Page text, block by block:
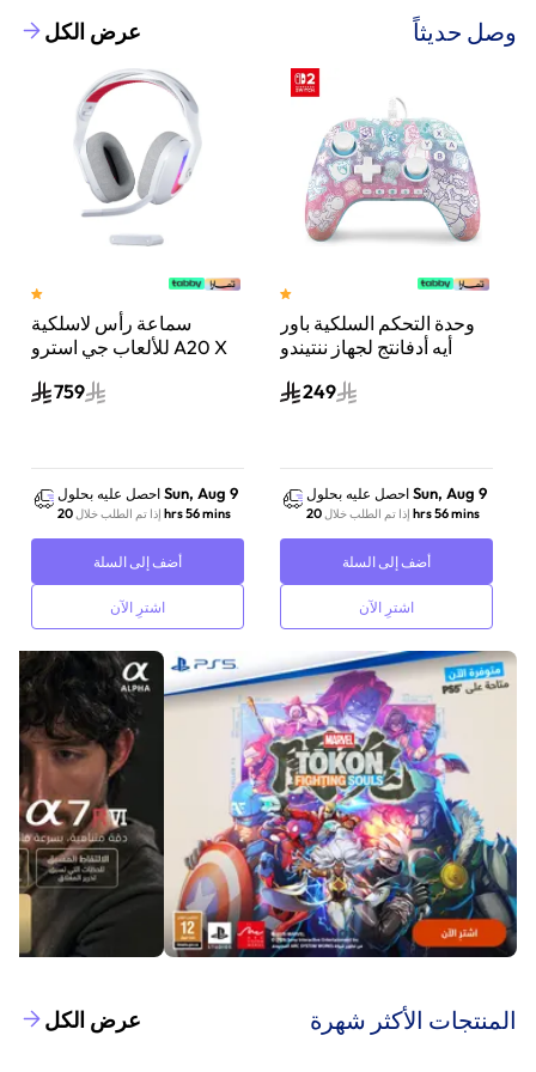
وصل حديثاً عرض الكل
سماعة رأس لاسلكية
للألعاب جي استرو A20 X
واكس بوكس وسويتش
759
احصل عليه بحلول Sun, Aug 9
إذا تم الطلب خلال 20 hrs 56 mins
أضف إلى السلة
اشترِ الآن
وحدة التحكم السلكية باور
أيه أدفانتج لجهاز ننتيندو
249
احصل عليه بحلول Sun, Aug 9
إذا تم الطلب خلال 20 hrs 56 mins
أضف إلى السلة
اشترِ الآن
‫المنتجات الأكثر شهرة‬ عرض الكل